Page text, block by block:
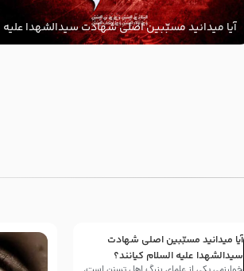
آیا میدانید مسبّبین اصلی شهادت سیدالشهدا علیه
‌السلام کیانند؟
آیا میدانید مسبّبین اصلی شهادت
سیدالشهدا علیه ‌السلام کیانند؟